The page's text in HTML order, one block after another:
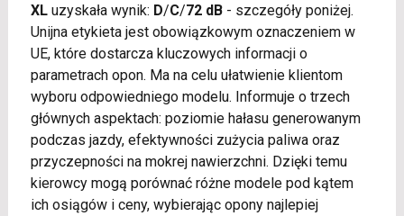
XLuzyskała wynik: D/C/72 dB- szczegóły poniżej.
Unijna etykieta jest obowiązkowym oznaczeniem w
UE, które dostarcza kluczowych informacji o
parametrach opon. Ma na celu ułatwienie klientom
wyboru odpowiedniego modelu. Informuje o trzech
głównych aspektach: poziomie hałasu generowanym
podczas jazdy, efektywności zużycia paliwa oraz
przyczepności na mokrej nawierzchni. Dzięki temu
kierowcy mogą porównać różne modele pod kątem
ich osiągów i ceny, wybierając opony najlepiej